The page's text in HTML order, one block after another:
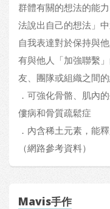
群體有關的想法的能
法說出自己的想法」
自我表達對於保持與
有與他人「加強聯繫
友、團隊或組織之間的
．可強化骨骼、肌內
僂病和骨質疏鬆症
．內含稀土元素，能
（網路參考資料）
Mavis手作